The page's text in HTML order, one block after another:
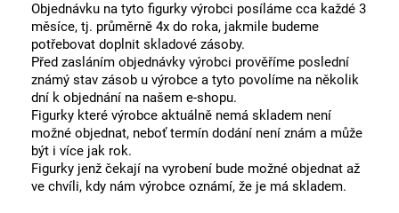
Objednávku na tyto figurky výrobci posíláme cca každé 3
měsíce, tj. průměrně 4x do roka, jakmile budeme
potřebovat doplnit skladové zásoby.
Před zasláním objednávky výrobci prověříme poslední
známý stav zásob u výrobce a tyto povolíme na několik
dní k objednání na našem e-shopu.
Figurky které výrobce aktuálně nemá skladem není
možné objednat, neboť termín dodání není znám a může
být i více jak rok.
Figurky jenž čekají na vyrobení bude možné objednat až
ve chvíli, kdy nám výrobce oznámí, že je má skladem.